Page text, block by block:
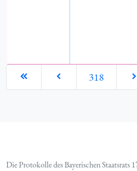
318
Die Protokolle des Bayerischen Staatsrats